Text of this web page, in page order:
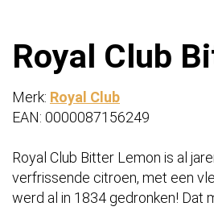
Royal Club
Merk: Royal Club
EAN: 0000087156249
Royal Club Bitter Lemon is al
verfrissende citroen, met een
werd al in 1834 gedronken! Dat